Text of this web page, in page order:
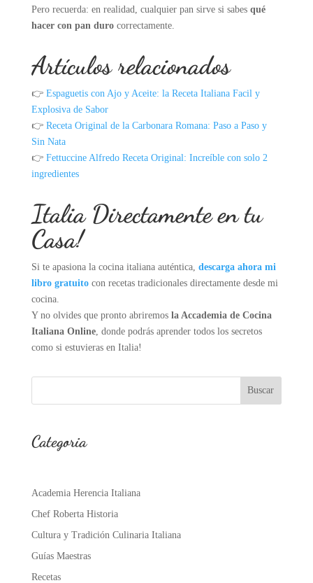
Pero recuerda: en realidad, cualquier pan sirve si sabes qué
hacer con pan durocorrectamente.
Artículos relacionados
👉 Espaguetis con Ajo y Aceite: la Receta Italiana Facil y
Explosiva de Sabor
👉 Receta Original de la Carbonara Romana: Paso a Paso y
Sin Nata
👉 Fettuccine Alfredo Receta Original: Increíble con solo 2
ingredientes
Italia Directamente en tu
Casa!
Si te apasiona la cocina italiana auténtica, descarga ahora mi
libro gratuitocon recetas tradicionales directamente desde mi
cocina.
Y no olvides que pronto abriremos la Accademia de Cocina
Italiana Online, donde podrás aprender todos los secretos
como si estuvieras en Italia!
Buscar
Categoria
Academia Herencia Italiana
Chef Roberta Historia
Cultura y Tradición Culinaria Italiana
Guías Maestras
Recetas